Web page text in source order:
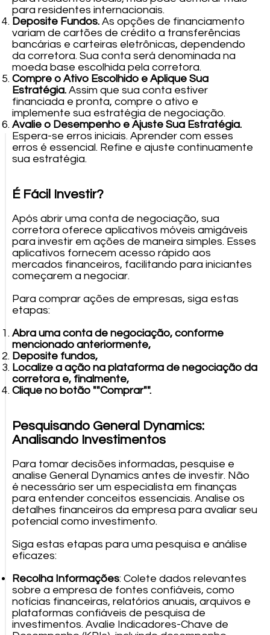
para residentes internacionais.
Deposite Fundos.As opções de financiamento
variam de cartões de crédito a transferências
bancárias e carteiras eletrônicas, dependendo
da corretora. Sua conta será denominada na
moeda base escolhida pela corretora.
Compre o Ativo Escolhido e Aplique Sua
Estratégia.Assim que sua conta estiver
financiada e pronta, compre o ativo e
implemente sua estratégia de negociação.
Avalie o Desempenho e Ajuste Sua Estratégia.
Espera-se erros iniciais. Aprender com esses
erros é essencial. Refine e ajuste continuamente
sua estratégia.
É Fácil Investir?
Após abrir uma conta de negociação, sua
corretora oferece aplicativos móveis amigáveis
para investir em ações de maneira simples. Esses
aplicativos fornecem acesso rápido aos
mercados financeiros, facilitando para iniciantes
começarem a negociar.
Para comprar ações de empresas, siga estas
etapas:
Abra uma conta de negociação, conforme
mencionado anteriormente,
Deposite fundos,
Localize a ação na plataforma de negociação da
corretora e, finalmente,
Clique no botão ""Comprar"".
Pesquisando General Dynamics:
Analisando Investimentos
Para tomar decisões informadas, pesquise e
analise General Dynamics antes de investir. Não
é necessário ser um especialista em finanças
para entender conceitos essenciais. Analise os
detalhes financeiros da empresa para avaliar seu
potencial como investimento.
Siga estas etapas para uma pesquisa e análise
eficazes:
Recolha Informações: Colete dados relevantes
sobre a empresa de fontes confiáveis, como
notícias financeiras, relatórios anuais, arquivos e
plataformas confiáveis de pesquisa de
investimentos. Avalie Indicadores-Chave de